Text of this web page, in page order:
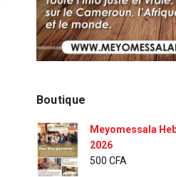
Boutique
Meyomessala
2026
500 CFA